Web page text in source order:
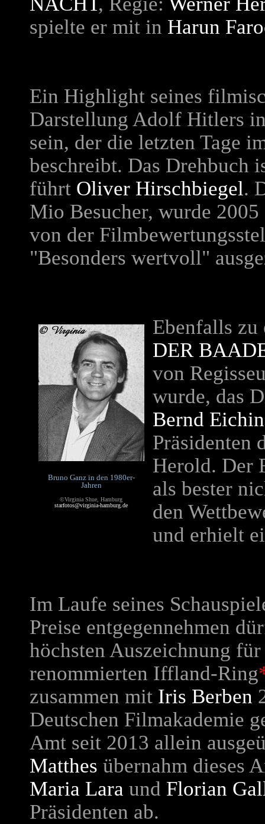
spielte er mit in Harun
Ein Highlight seines
Darstellung Adolf Hitlers
sein, der die letzten Tage
beschreibt. Das Drehbuch
führt Oliver Hirschbiegel.
Mio Besucher, wurde
von der
"Besonders wertvoll"
Bruno Ganz in den 1980er-
Jahren
©Virginia Shue, Hamburg
starfotos@virginia-hamburg.de
Ebenfalls zu
DER
von
wurde, das
Bernd
Präsidenten
Herold. Der
als bester
den
und erhielt
Im Laufe seines
Preise entgegennehmen
höchsten Auszeichnung
renommierten Iffland-Ring
zusammen mit Iris Berben
Deutschen Filmakademie
Amt seit 2013 allein
Matthes übernahm dieses
Maria Lara und Florian
Präsidenten ab.